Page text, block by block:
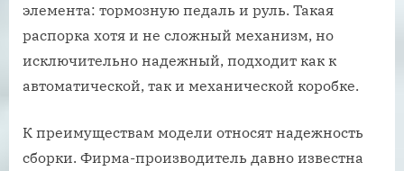
элемента: тормозную педаль и руль. Такая
распорка хотя и не сложный механизм, но
исключительно надежный, подходит как к
автоматической, так и механической коробке.
К преимуществам модели относят надежность
сборки. Фирма-производитель давно известна